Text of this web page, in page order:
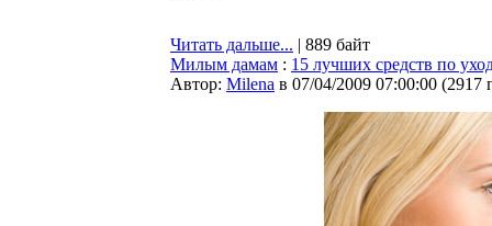
Читать дальше... | 889 байт
Милым дамам : 15 лучших средств по
Автор: Milena в 07/04/2009 07:00:00 (2917